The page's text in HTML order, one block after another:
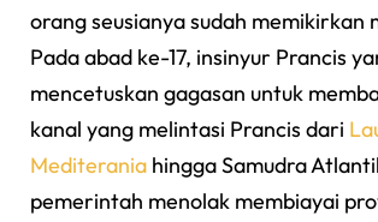
orang seusianya sudah memikirkan
Pada abad ke-17, insinyur Prancis
mencetuskan gagasan untuk
kanal yang melintasi Prancis dari
Mediterania hingga Samudra
pemerintah menolak membiayai